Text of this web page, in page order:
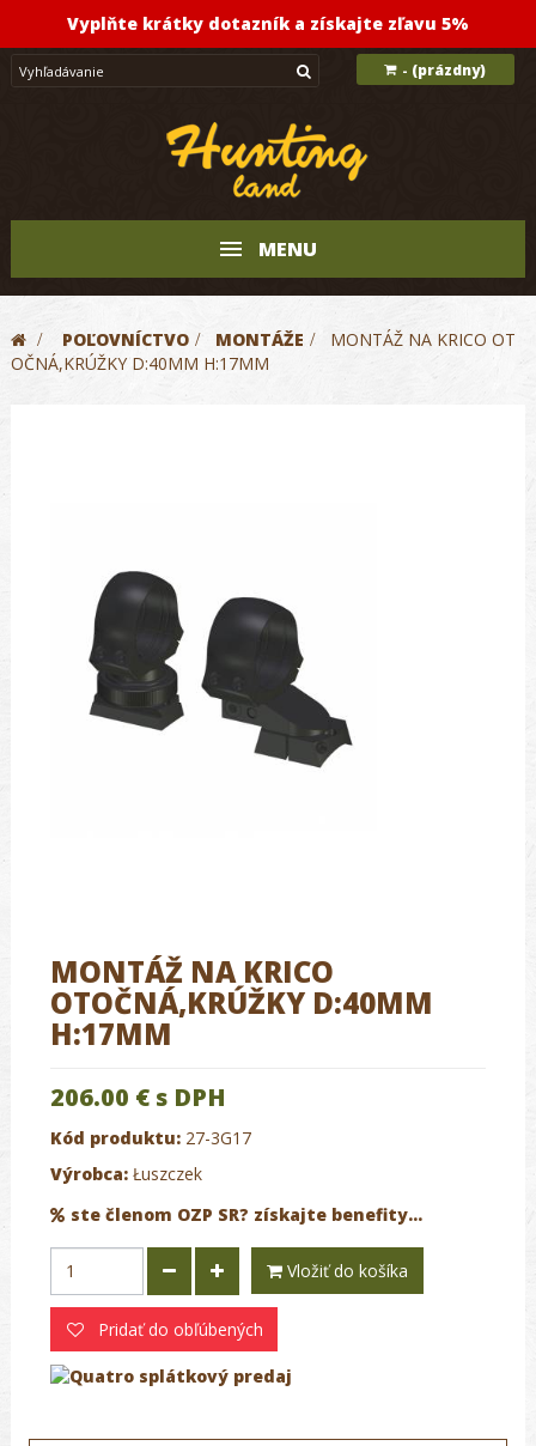
Vyplňte krátky dotazník a získajte zľavu 5%
- (prázdny)
MENU
> POĽOVNÍCTVO > MONTÁŽE >
MONTÁŽ NA KRICO OT
OČNÁ,KRÚŽKY D:40MM H:17MM
MONTÁŽ NA KRICO
OTOČNÁ,KRÚŽKY D:40MM
H:17MM
206.00 € s DPH
Kód produktu: 27-3G17
Výrobca: Łuszczek
ste členom OZP SR? získajte benefity...
Vložiť do košíka
Pridať do obľúbených